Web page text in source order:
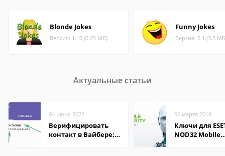
Blonde Jokes
Версия: 1.10 (0.25 МБ)
Funny Jokes
Версия: 5.1 (3.3
Актуальные статьи
04 июня 2022
Верифицировать
контакт в Вайбере:
06 марта 2019
Ключи для
NOD32 Mobile